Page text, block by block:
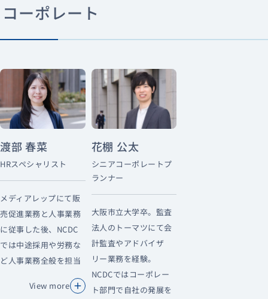
コーポレート
渡部 春菜
HRスペシャリスト
メディアレップにて販
売促進業務と人事業務
に従事した後、NCDC
では中途採用や労務な
ど人事業務全般を担当
View more
花棚 公太
シニアコーポレートプ
ランナー
大阪市立大学卒。監査
法人のトーマツにて会
計監査やアドバイザ
リー業務を経験。
NCDCではコーポレー
ト部門で自社の発展を